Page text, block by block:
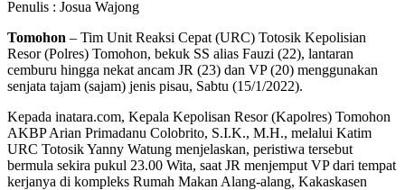
Penulis : Josua Wajong
Tomohon – Tim Unit Reaksi Cepat (URC) Totosik Kepolisian
Resor (Polres) Tomohon, bekuk SS alias Fauzi (22), lantaran
cemburu hingga nekat ancam JR (23) dan VP (20) menggunakan
senjata tajam (sajam) jenis pisau, Sabtu (15/1/2022).
Kepada inatara.com, Kepala Kepolisan Resor (Kapolres) Tomohon
AKBP Arian Primadanu Colobrito, S.I.K., M.H., melalui Katim
URC Totosik Yanny Watung menjelaskan, peristiwa tersebut
bermula sekira pukul 23.00 Wita, saat JR menjemput VP dari tempat
kerjanya di kompleks Rumah Makan Alang-alang, Kakaskasen